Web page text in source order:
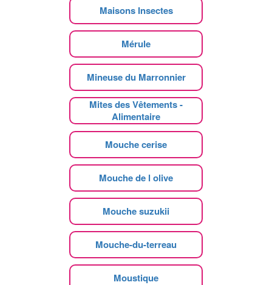
Maisons Insectes
Mérule
Mineuse du Marronnier
Mites des Vêtements -
Alimentaire
Mouche cerise
Mouche de l olive
Mouche suzukii
Mouche-du-terreau
Moustique